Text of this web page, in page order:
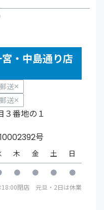
・中島通り店
郵送✕
郵送✕
３番地の１
号
木
●
金
●
土
●
日
●
18:00閉店 元旦・2日は休業